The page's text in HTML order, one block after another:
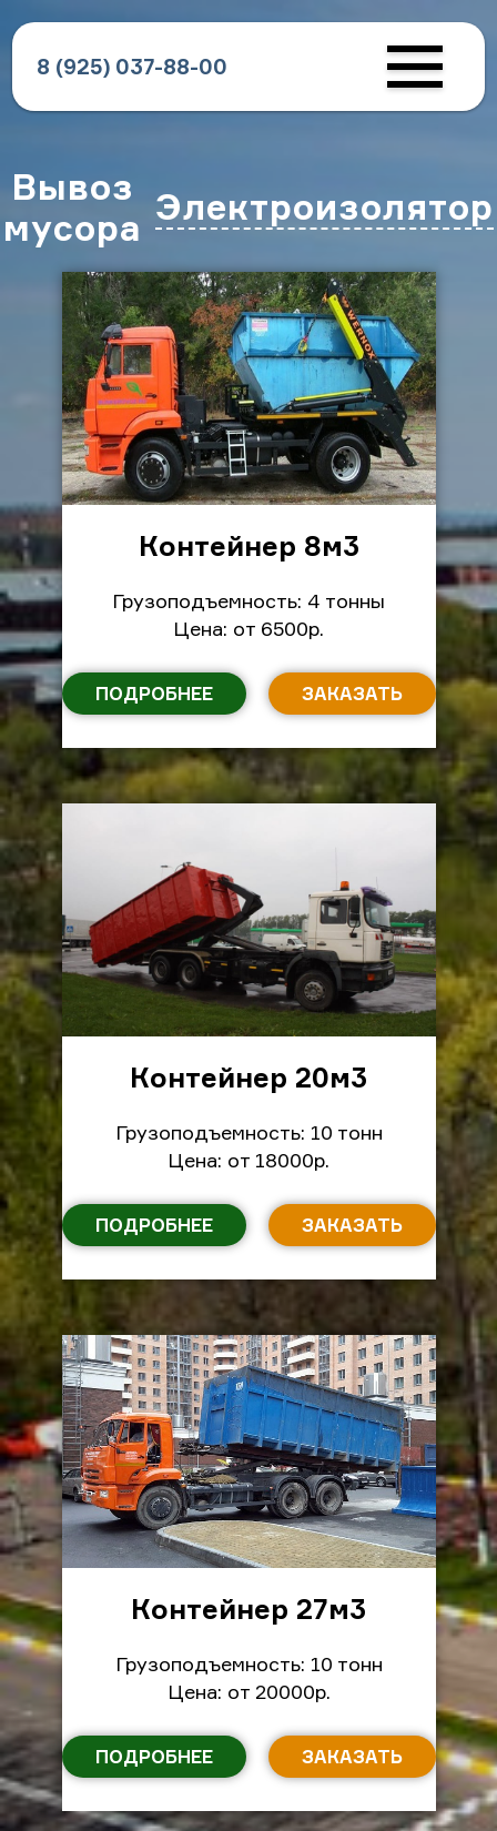
8 (925) 037-88-00
Вывоз
мусора Электроизолятор
Контейнер 8м3
Грузоподъемность: 4 тонны
Цена: от 6500р.
ПОДРОБНЕЕ ЗАКАЗАТЬ
Контейнер 20м3
Грузоподъемность: 10 тонн
Цена: от 18000р.
ПОДРОБНЕЕ ЗАКАЗАТЬ
Контейнер 27м3
Грузоподъемность: 10 тонн
Цена: от 20000р.
ПОДРОБНЕЕ ЗАКАЗАТЬ